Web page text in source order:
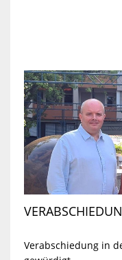
Verabschiedung in